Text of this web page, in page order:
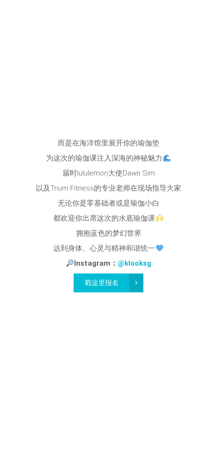
而是在海洋馆里展开你的瑜伽垫
为这次的瑜伽课注入深海的神秘魅力
届时lululemon大使Dawn Sim
以及Trium Fitness的专业老师在现场指导大家
无论你是零基础者或是瑜伽小白
都欢迎你出席这次的水底瑜伽课
拥抱蓝色的梦幻世界
达到身体、心灵与精神和谐统一
Instagram：@klooksg
戳这里报名